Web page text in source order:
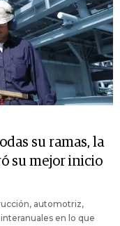
su ramas, la
su mejor inicio
automotriz,
en lo que